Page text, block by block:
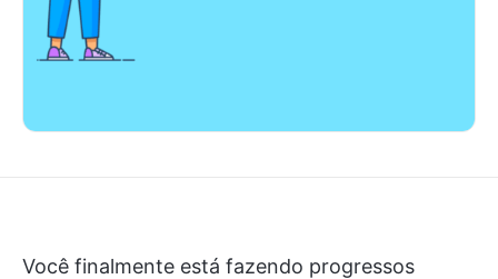
Você finalmente está fazendo progressos